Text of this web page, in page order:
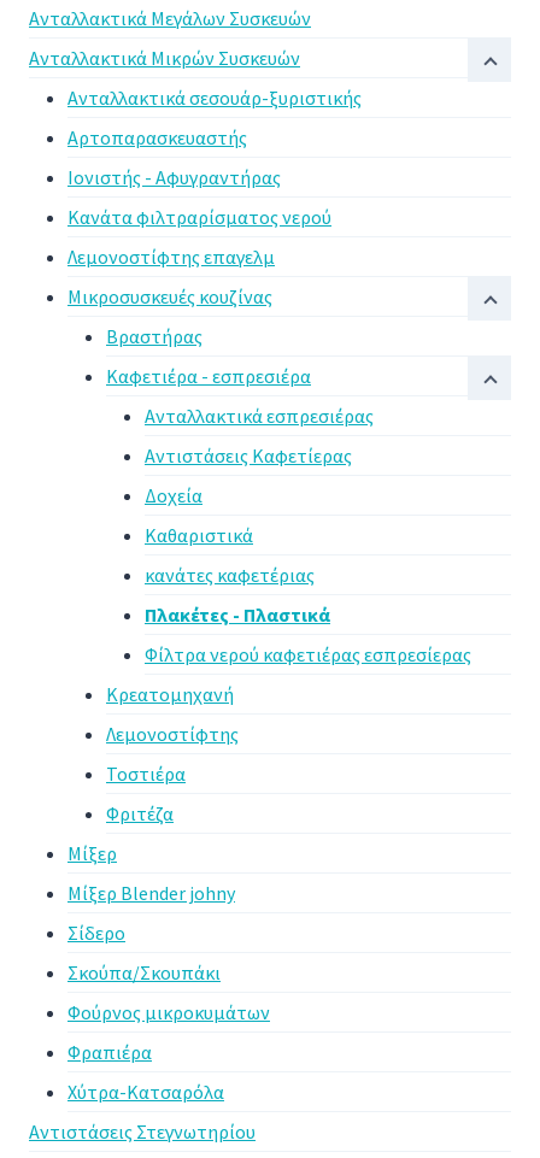
Ανταλλακτικά Μεγάλων Συσκευών
Ανταλλακτικά Μικρών Συσκευών
Ανταλλακτικά σεσουάρ-ξυριστικής
Αρτοπαρασκευαστής
Ιονιστής - Αφυγραντήρας
Κανάτα φιλτραρίσματος νερού
Λεμονοστίφτης επαγελμ
Μικροσυσκευές κουζίνας
Βραστήρας
Καφετιέρα - εσπρεσιέρα
Ανταλλακτικά εσπρεσιέρας
Αντιστάσεις Καφετίερας
Δοχεία
Καθαριστικά
κανάτες καφετέριας
Πλακέτες - Πλαστικά
Φίλτρα νερού καφετιέρας εσπρεσίερας
Κρεατομηχανή
Λεμονοστίφτης
Τοστιέρα
Φριτέζα
Μίξερ
Μίξερ Blender johny
Σίδερο
Σκούπα/Σκουπάκι
Φούρνος μικροκυμάτων
Φραπιέρα
Χύτρα-Κατσαρόλα
Αντιστάσεις Στεγνωτηρίου